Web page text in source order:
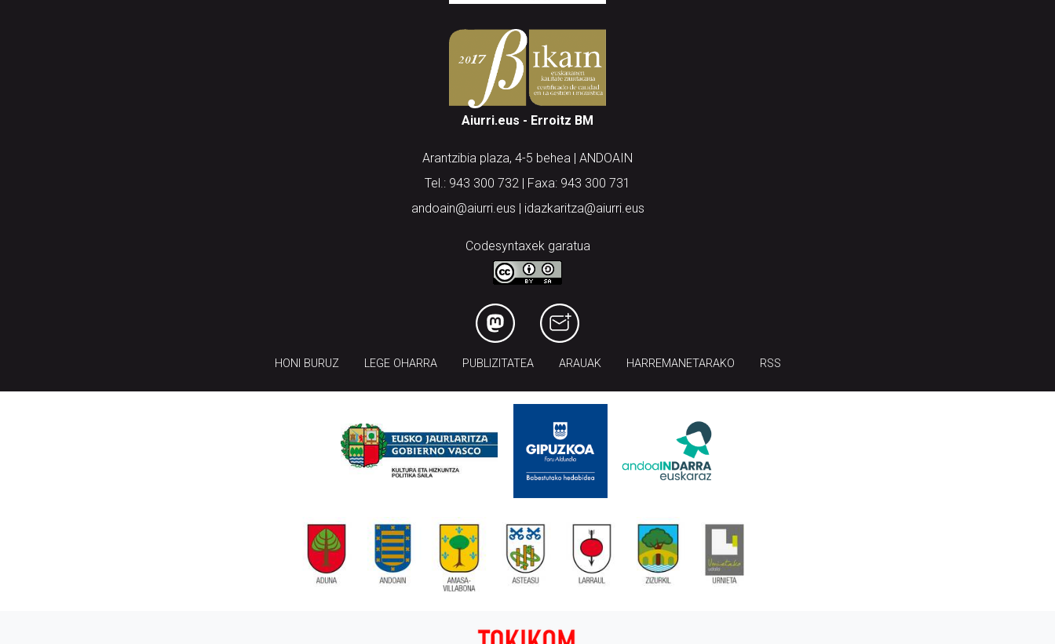
Aiurri.eus - Erroitz BM
Arantzibia plaza, 4-5 behea | ANDOAIN
Tel.: 943 300 732 | Faxa: 943 300 731
andoain@aiurri.eus | idazkaritza@aiurri.eus
Codesyntaxek garatua
HONI BURUZ LEGE OHARRA PUBLIZITATEA ARAUAK HARREMANETARAKO RSS